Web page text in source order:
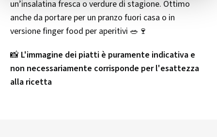
un’insalatina fresca o verdure di stagione. Ottimo
anche da portare per un pranzo fuori casa o in
versione finger food per aperitivi 🥗🍷
📸 L'immagine dei piatti è puramente indicativa e
non necessariamente corrisponde per l'esattezza
alla ricetta